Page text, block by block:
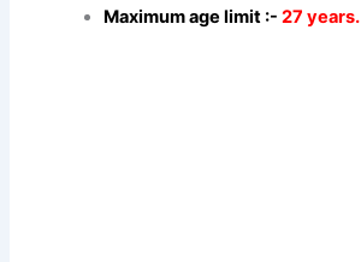
Maximum age limit :-27 years.